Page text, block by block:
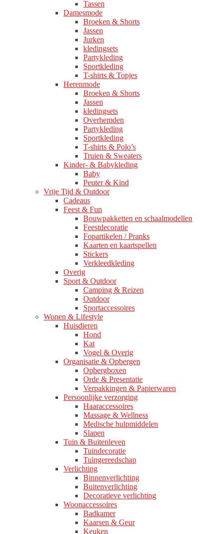
Tassen
Damesmode
Broeken & Shorts
Jassen
Jurken
kledingsets
Partykleding
Sportkleding
T-shirts & Topjes
Herenmode
Broeken & Shorts
Jassen
kledingsets
Overhemden
Partykleding
Sportkleding
T-shirts & Polo’s
Truien & Sweaters
Kinder- & Babykleding
Baby
Peuter & Kind
Vrije Tijd & Outdoor
Cadeaus
Feest & Fun
Bouwpakketten en schaalmodellen
Feestdecoratie
Fopartikelen / Pranks
Kaarten en kaartspellen
Stickers
Verkleedkleding
Overig
Sport & Outdoor
Camping & Reizen
Outdoor
Sportaccessoires
Wonen & Lifestyle
Huisdieren
Hond
Kat
Vogel & Overig
Organisatie & Opbergen
Opbergboxen
Orde & Presentatie
Verpakkingen & Papierwaren
Persoonlijke verzorging
Haaraccessoires
Massage & Wellness
Medische hulpmiddelen
Slapen
Tuin & Buitenleven
Tuindecoratie
Tuingereedschap
Verlichting
Binnenverlichting
Buitenverlichting
Decoratieve verlichting
Woonaccessoires
Badkamer
Kaarsen & Geur
Keuken